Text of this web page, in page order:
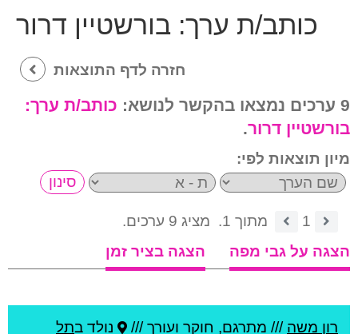
כותב/ת ערך: בורשטיין דרור
חזרה לדף התוצאות
9 ערכים נמצאו בהקשר לנושא:
כותב/ת ערך:
בורשטיין דרור.
מיון תוצאות לפי:
1 מתוך 1.
מציג 9 ערכים.
הצגה על גבי מפה
הצגה בציר זמן
רון משה /// מתרגם, חוקר ועורך /// נולד בתל